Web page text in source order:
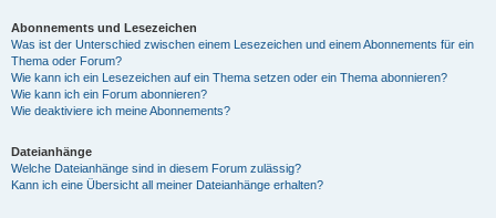
Abonnements und Lesezeichen
Was ist der Unterschied zwischen einem Lesezeichen und einem Abonnements für ein
Thema oder Forum?
Wie kann ich ein Lesezeichen auf ein Thema setzen oder ein Thema abonnieren?
Wie kann ich ein Forum abonnieren?
Wie deaktiviere ich meine Abonnements?
Dateianhänge
Welche Dateianhänge sind in diesem Forum zulässig?
Kann ich eine Übersicht all meiner Dateianhänge erhalten?